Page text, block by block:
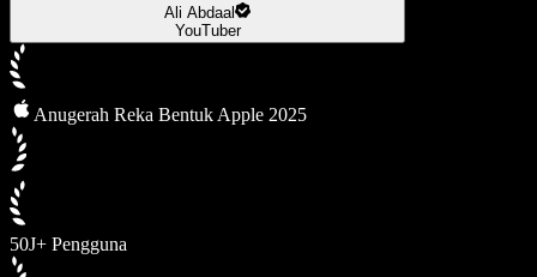
Ali Abdaal
YouTuber
Anugerah Reka Bentuk Apple 2025
50J+ Pengguna